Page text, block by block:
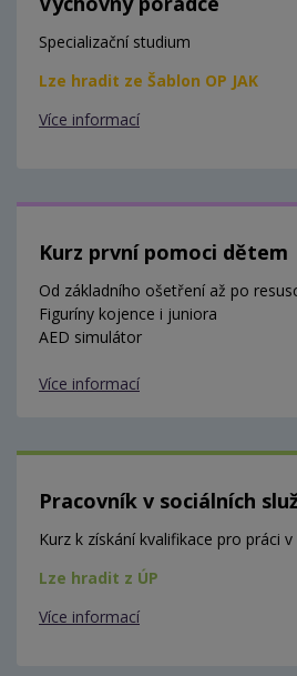
Specializační studium
Lze hradit ze Šablon OP JAK
Více informací
Kurz první pomoci dětem
Od základního ošetření až po
Figuríny kojence i juniora
AED simulátor
Více informací
Pracovník v sociálních
Kurz k získání kvalifikace pro práci
Lze hradit z ÚP
Více informací